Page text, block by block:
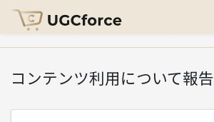
HOME > コンテンツ利用について報告
コンテンツ利用について報告